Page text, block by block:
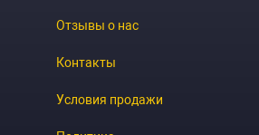
Отзывы о нас
Контакты
Условия продажи